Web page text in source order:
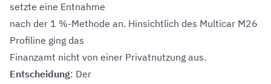
setzte eine Entnahme
nach der 1 %-Methode an. Hinsichtlich des Multicar M26
Profiline ging das
Finanzamt nicht von einer Privatnutzung aus.
Entscheidung: Der